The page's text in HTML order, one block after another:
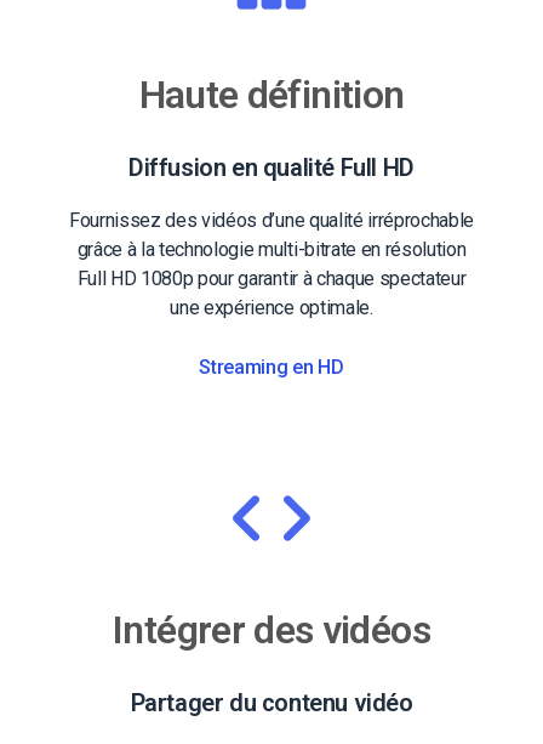
Haute définition
Diffusion en qualité Full HD
Fournissez des vidéos d’une qualité irréprochable
grâce à la technologie multi-bitrate en résolution
Full HD 1080p pour garantir à chaque spectateur
une expérience optimale.
Streaming en HD
Intégrer des vidéos
Partager du contenu vidéo